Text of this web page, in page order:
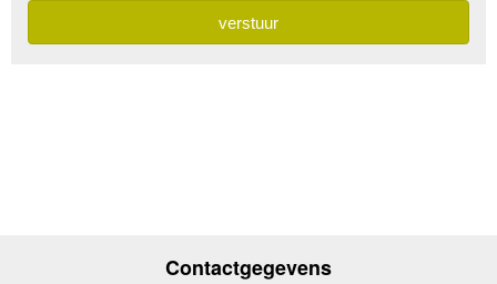
Contactgegevens